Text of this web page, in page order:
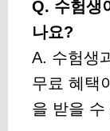
Q. 수험생
나요?
A. 수험생
무료 혜택
을 받을 수